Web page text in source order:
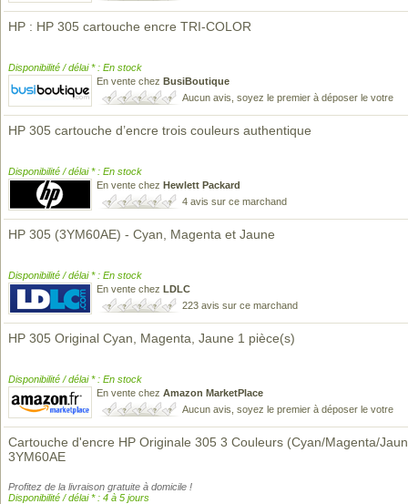
HP : HP 305 cartouche encre TRI-COLOR
Disponibilité / délai * : En stock
En vente chez BusiBoutique
Aucun avis, soyez le premier à déposer le votre
HP 305 cartouche d’encre trois couleurs authentique
Disponibilité / délai * : En stock
En vente chez Hewlett Packard
4 avis sur ce marchand
HP 305 (3YM60AE) - Cyan, Magenta et Jaune
Disponibilité / délai * : En stock
En vente chez LDLC
223 avis sur ce marchand
HP 305 Original Cyan, Magenta, Jaune 1 pièce(s)
Disponibilité / délai * : En stock
En vente chez Amazon MarketPlace
Aucun avis, soyez le premier à déposer le votre
Cartouche d'encre HP Originale 305 3 Couleurs (Cyan/Magenta/
3YM60AE
Profitez de la livraison gratuite à domicile !
Disponibilité / délai * : 4 à 5 jours